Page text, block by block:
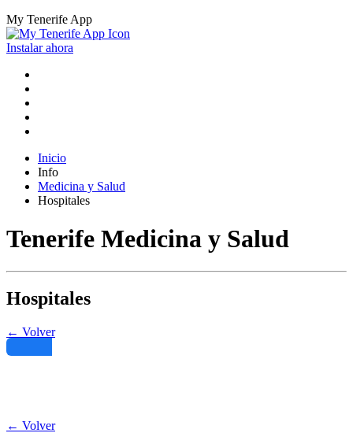
My Tenerife App
Instalar ahora
Inicio
Info
Medicina y Salud
Hospitales
Tenerife Medicina y Salud
Hospitales
← Volver
← Volver